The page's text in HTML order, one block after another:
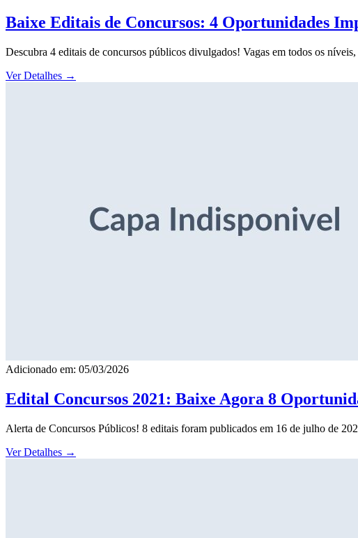
Baixe Editais de Concursos: 4 Oportunidades
Descubra 4 editais de concursos públicos divulgados! Vagas em todos os
Ver Detalhes →
Adicionado em: 05/03/2026
Edital Concursos 2021: Baixe Agora 8
Alerta de Concursos Públicos! 8 editais foram publicados em 16 de julho de
Ver Detalhes →